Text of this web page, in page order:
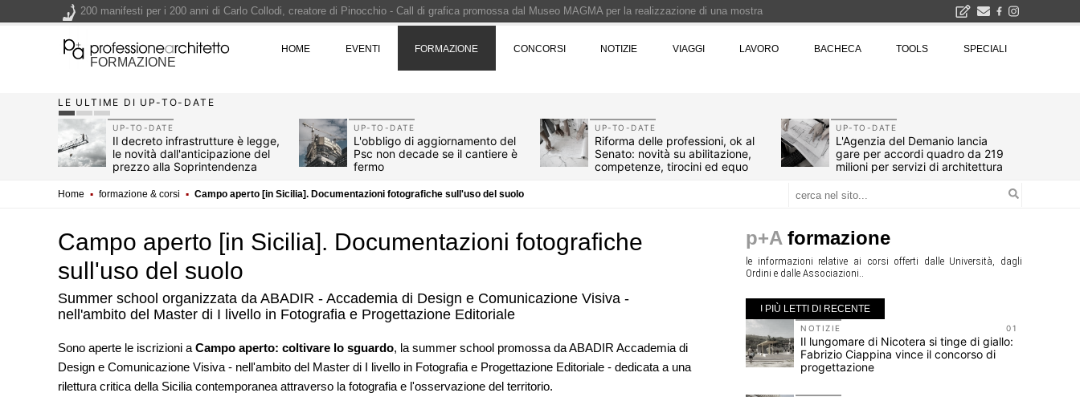
FORMAZIONE
HOME EVENTI FORMAZIONE CONCORSI NOTIZIE VIAGGI LAVORO BACHECA TOOLS SPECIALI
LE ULTIME DI UP-TO-DATE
UP-TO-DATE
Il decreto infrastrutture è legge,
le novità dall'anticipazione del
prezzo alla Soprintendenza
UP-TO-DATE
L'obbligo di aggiornamento del
Psc non decade se il cantiere è
fermo
UP-TO-DATE
Riforma delle professioni, ok al
Senato: novità su abilitazione,
competenze, tirocini ed equo
UP-TO-DATE
L'Agenzia del Demanio lancia
gare per accordi quadro da 219
milioni per servizi di architettura
Home ▪ formazione & corsi ▪ Campo aperto [in Sicilia]. Documentazioni fotografiche sull'uso del suolo
Campo aperto [in Sicilia]. Documentazioni fotografiche
sull'uso del suolo
Summer school organizzata da ABADIR - Accademia di Design e Comunicazione Visiva -
nell'ambito del Master di I livello in Fotografia e Progettazione Editoriale
Sono aperte le iscrizioni a Campo aperto: coltivare lo sguardo, la summer school promossa da ABADIR Accademia di
Design e Comunicazione Visiva - nell'ambito del Master di I livello in Fotografia e Progettazione Editoriale - dedicata a una
rilettura critica della Sicilia contemporanea attraverso la fotografia e l'osservazione del territorio.
p+A formazione
le informazioni relative ai corsi offerti dalle Università, dagli
Ordini e dalle Associazioni..
I PIÙ LETTI DI RECENTE
L'Agenzia del Demanio lancia gare per
accordi quadro da 219 milioni per servizi
di architettura
Un nuovo volto per il lungomare di
Villammare
NOTIZIE
01
NOTIZIE
Il lungomare di Nicotera si tinge di giallo:
Fabrizio Ciappina vince il concorso di
progettazione
200 manifesti per i 200 anni di Carlo Collodi, creatore di Pinocchio - Call di grafica promossa dal Museo MAGMA per la realizzazione di una mostra
Il lungomare di Nicotera si tinge di giallo: Fabrizio Ciappina vince il concorso di progettazione
Il decreto infrastrutture è legge, le novità dall'anticipazione del prezzo alla Soprintendenza speciale
Un nuovo volto per il lungomare di Villammare - Concorso di progettazione a procedura aperta due fasi Montepremi: 18.000 euro